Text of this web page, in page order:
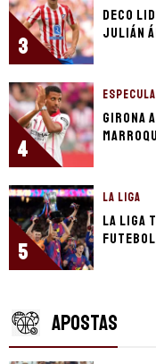
3
Deco
Julián
4
Girona
5
LA LIGA
La Liga
futebol
APOSTAS